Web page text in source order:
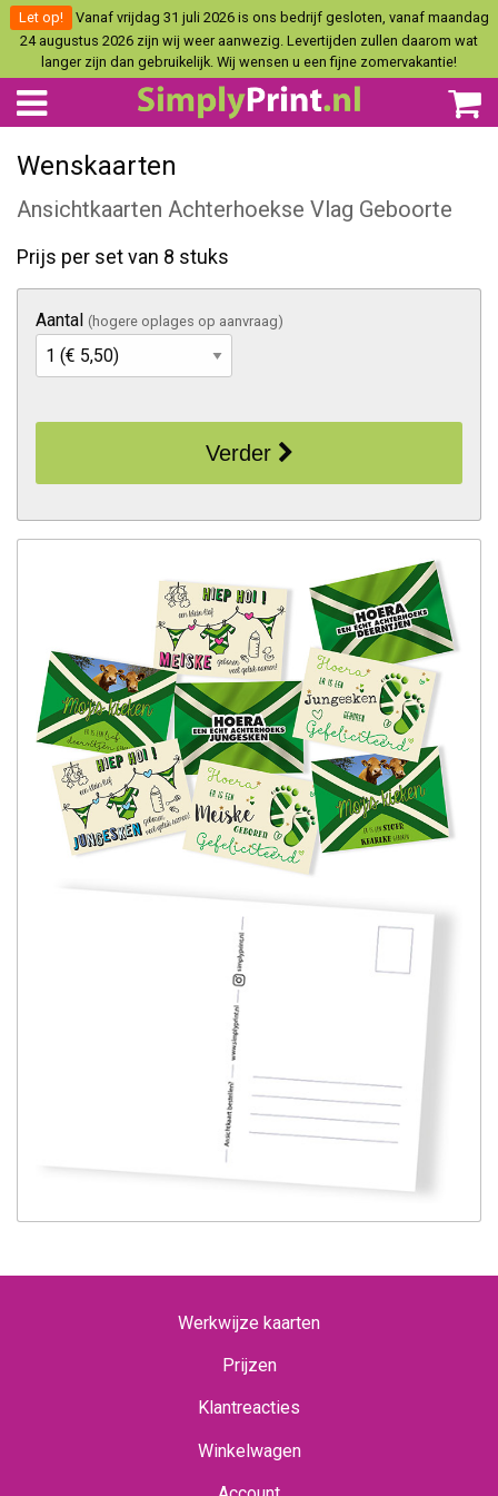
Let op!
Vanaf vrijdag 31 juli 2026 is ons bedrijf gesloten, vanaf maandag
24 augustus 2026 zijn wij weer aanwezig. Levertijden zullen daarom wat
langer zijn dan gebruikelijk. Wij wensen u een fijne zomervakantie!
Wenskaarten
Ansichtkaarten Achterhoekse Vlag Geboorte
Prijs per set van 8 stuks
Aantal (hogere oplages op aanvraag)
Verder
Werkwijze kaarten
Prijzen
Klantreacties
Winkelwagen